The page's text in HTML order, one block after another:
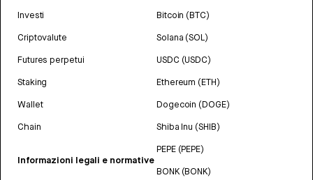
Investi
Criptovalute
Futures perpetui
Staking
Wallet
Chain
Informazioni legali e normative
Bitcoin (BTC)
Solana (SOL)
USDC (USDC)
Ethereum (ETH)
Dogecoin (DOGE)
Shiba Inu (SHIB)
PEPE (PEPE)
BONK (BONK)